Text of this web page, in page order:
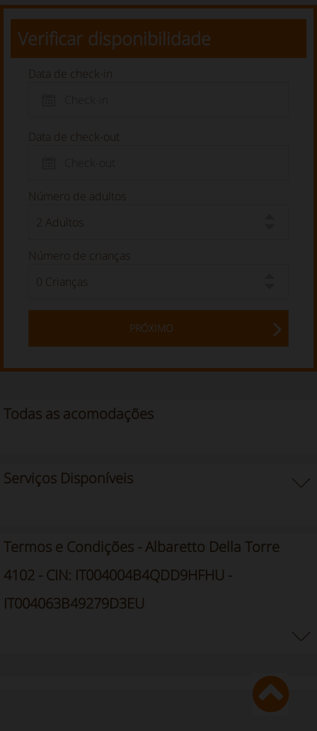
Verificar disponibilidade
Data de check-in
Data de check-out
Número de adultos
Número de crianças
PRÓXIMO
Todas as acomodações
Serviços Disponíveis
Termos e Condições - Albaretto Della Torre
4102 - CIN: IT004004B4QDD9HFHU -
IT004063B49279D3EU